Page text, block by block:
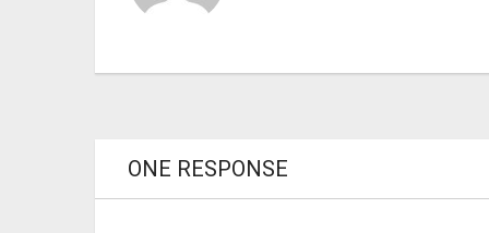
ONE RESPONSE